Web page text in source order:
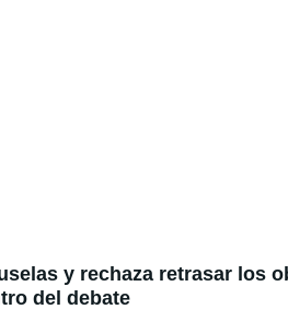
y rechaza retrasar los
del debate